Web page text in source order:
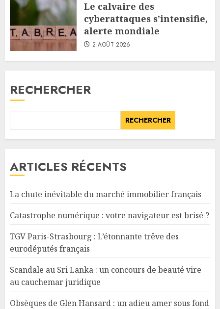
Le calvaire des
cyberattaques s’intensifie,
alerte mondiale
2 AOÛT 2026
RECHERCHER
RECHERCHER
ARTICLES RÉCENTS
La chute inévitable du marché immobilier français
Catastrophe numérique : votre navigateur est brisé ?
TGV Paris-Strasbourg : L’étonnante trêve des
eurodéputés français
Scandale au Sri Lanka : un concours de beauté vire
au cauchemar juridique
Obsèques de Glen Hansard : un adieu amer sous fond